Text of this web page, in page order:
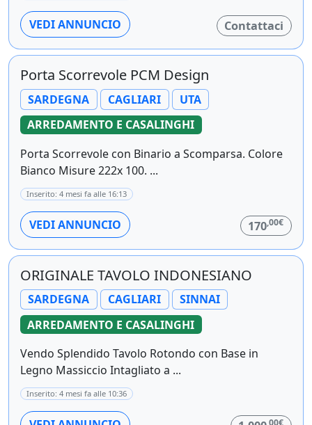
VEDI ANNUNCIO Contattaci
Porta Scorrevole PCM Design
SARDEGNA CAGLIARI
UTA
ARREDAMENTO E CASALINGHI
Porta Scorrevole con Binario a Scomparsa. Colore
Bianco Misure 222x 100. ...
Inserito: 4 mesi fa alle 16:13
VEDI ANNUNCIO 170,00€
ORIGINALE TAVOLO INDONESIANO
SARDEGNA CAGLIARI
SINNAI
ARREDAMENTO E CASALINGHI
Vendo Splendido Tavolo Rotondo con Base in
Legno Massiccio Intagliato a ...
Inserito: 4 mesi fa alle 10:36
,00€